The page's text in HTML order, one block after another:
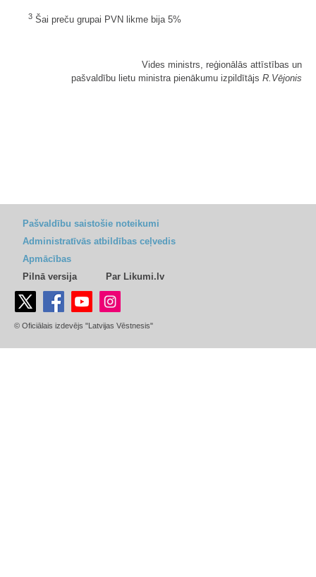
3 Šai preču grupai PVN likme bija 5%
Vides ministrs, reģionālās attīstības un
pašvaldību lietu ministra pienākumu izpildītājs R.Vējonis
Pašvaldību saistošie noteikumi
Administratīvās atbildības ceļvedis
Apmācības
Pilnā versija
Par Likumi.lv
© Oficiālais izdevējs "Latvijas Vēstnesis"